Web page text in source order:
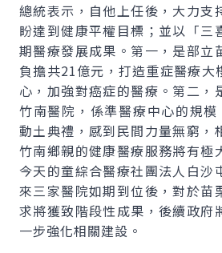
總統表示，自他上任後，大力支
盼達到健康平權目標；並以「三
期醫療發展成果。第一，是部立
負擔共21億元，打造重症醫療大
心，加強對癌症的醫療。第二，
竹南醫院，係準醫療中心的規
動土典禮，感到民間力量無窮，
竹南鄉親的健康醫療服務將有極
今天的童綜合醫療社團法人白沙
來三家醫院如期到位後，對於苗
求將獲致階段性成果，後續政府
一步強化相關建設。